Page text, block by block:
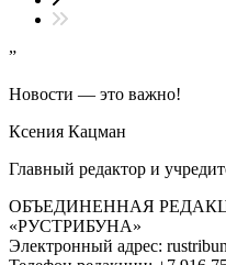
”
Новости — это важно!
Ксения Кацман
Главный редактор и
ОБЪЕДИНЕННАЯ
«РУСТРИБУНА»
Электронный адрес: